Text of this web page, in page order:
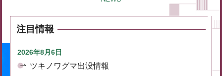
注目情報
2026年8月6日
ツキノワグマ出没情報